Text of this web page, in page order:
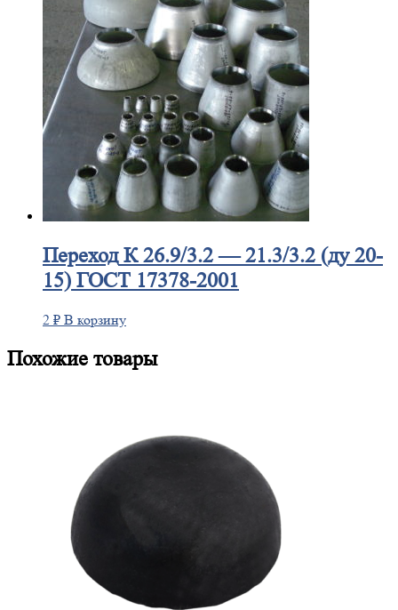
ПереходК 26.9/3.2 — 21.3/3.2 (ду 20-
15) ГОСТ 17378-2001
2 ₽ В корзину
Похожие товары